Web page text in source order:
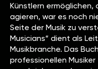
Künstlern ermöglichen,
agieren, war es noch
Seite der Musik zu
Musicians“ dient als
Musikbranche. Das
professionellen